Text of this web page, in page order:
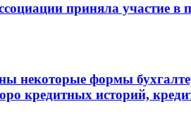
приняла
некоторые формы
кредитных историй,